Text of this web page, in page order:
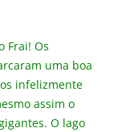
Frai! Os
uma boa
infelizmente
assim o
O lago